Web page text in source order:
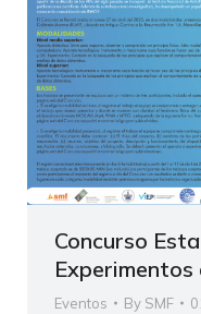
Concurso
Experimentos
Eventos By SMF